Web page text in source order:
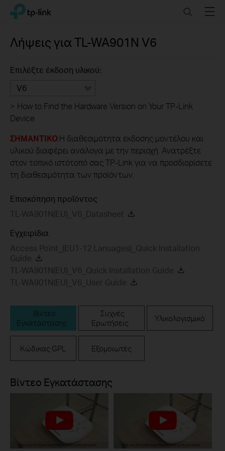
Click
navigation
TP-Link, Reliably Smart SearchMenu
Λήψεις γιαTL-WA901N V6
Επιλέξτε έκδοση υλικού:
V6
> How to Find the Hardware Version on Your TP-Link
Device
ΣΗΜΑΝΤΙΚΟ:Η διαθεσιμότητα έκδοσης μοντέλου και
υλικού διαφέρει ανάλογα με την περιοχή. Ανατρέξτε
στον τοπικό ιστότοπό σας TP-Link για να προσδιορίσετε
τη διαθεσιμότητα των προϊόντων.
Επισκόπηση προϊόντος
TL-WA901N(EU)_V6_Datasheet
Εγχειρίδια
Access Point_(EU1-12 Lanuages)_Quick Installation
Guide
TL-WA901N(EU)_V6_Quick Installation Guide
TL-WA901N(EU)_V6_User Guide
Βίντεο
Εγκατάστασης
Συχνές
Ερωτήσεις
Υλικολογισμικό
Κώδικας GPL Εξομοιωτές
Βίντεο Εγκατάστασης